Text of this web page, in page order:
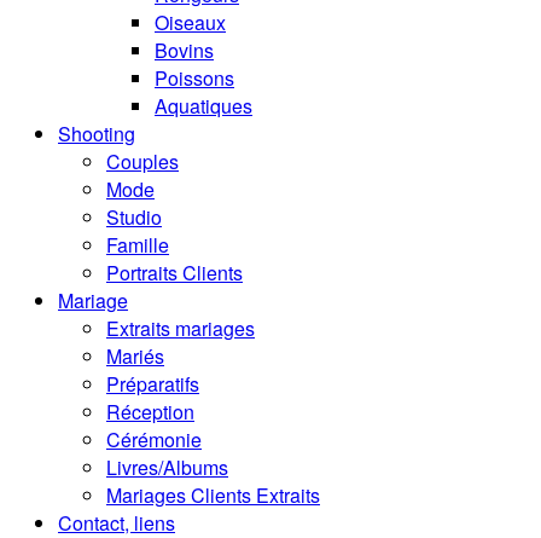
Oiseaux
Bovins
Poissons
Aquatiques
Shooting
Couples
Mode
Studio
Famille
Portraits Clients
Mariage
Extraits mariages
Mariés
Préparatifs
Réception
Cérémonie
Livres/Albums
Mariages Clients Extraits
Contact, liens